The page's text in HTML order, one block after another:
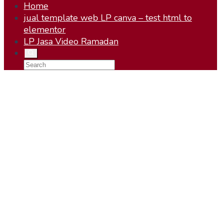
Home
jual template web LP canva – test html to
elementor
LP Jasa Video Ramadan